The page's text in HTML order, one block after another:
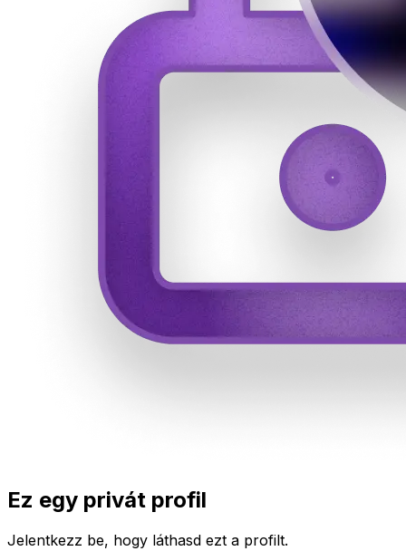
Ez egy privát profil
Jelentkezz be, hogy láthasd ezt a profilt.